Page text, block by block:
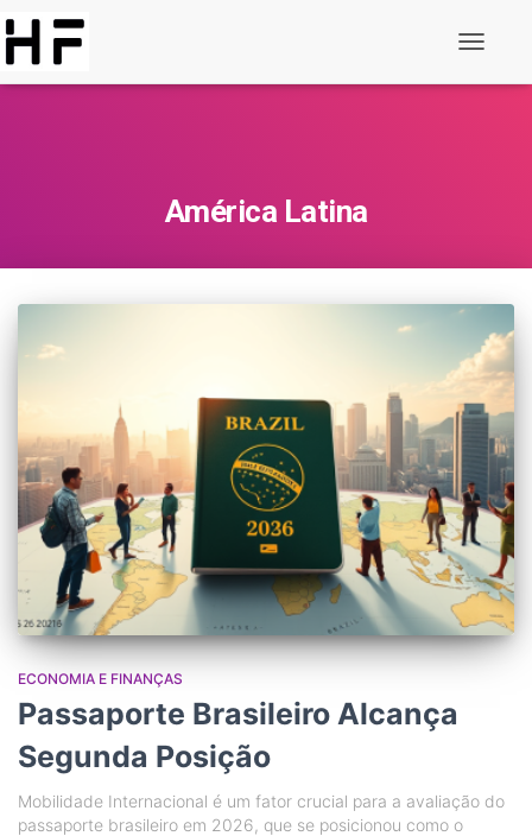
América Latina
ECONOMIA E FINANÇAS
Passaporte Brasileiro Alcança
Segunda Posição
Mobilidade Internacional é um fator crucial para a avaliação do
passaporte brasileiro em 2026, que se posicionou como o